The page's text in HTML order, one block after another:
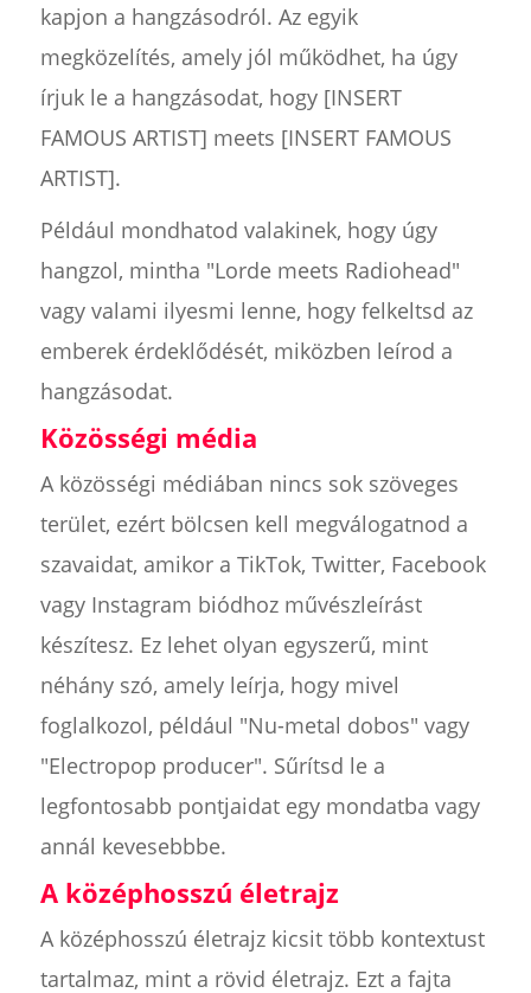
kapjon a hangzásodról. Az egyik
megközelítés, amely jól működhet, ha úgy
írjuk le a hangzásodat, hogy [INSERT
FAMOUS ARTIST] meets [INSERT FAMOUS
ARTIST].
Például mondhatod valakinek, hogy úgy
hangzol, mintha "Lorde meets Radiohead"
vagy valami ilyesmi lenne, hogy felkeltsd az
emberek érdeklődését, miközben leírod a
hangzásodat.
Közösségi média
A közösségi médiában nincs sok szöveges
terület, ezért bölcsen kell megválogatnod a
szavaidat, amikor a TikTok, Twitter, Facebook
vagy Instagram biódhoz művészleírást
készítesz. Ez lehet olyan egyszerű, mint
néhány szó, amely leírja, hogy mivel
foglalkozol, például "Nu-metal dobos" vagy
"Electropop producer". Sűrítsd le a
legfontosabb pontjaidat egy mondatba vagy
annál kevesebbbe.
A középhosszú életrajz
A középhosszú életrajz kicsit több kontextust
tartalmaz, mint a rövid életrajz. Ezt a fajta